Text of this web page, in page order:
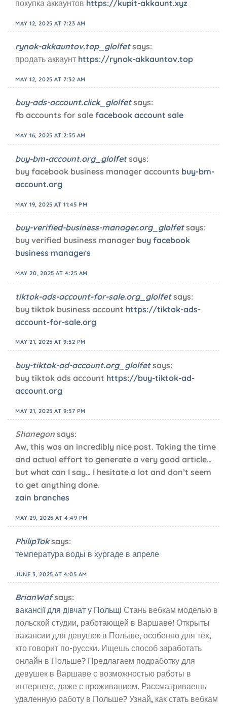
покупка аккаунтов https://kupit-akkaunt.xyz
MAY 12, 2025 AT 7:23 AM
rynok-akkauntov.top_glolfet says:
продать аккаунт https://rynok-akkauntov.top
MAY 12, 2025 AT 7:32 AM
buy-ads-account.click_glolfet says:
fb accounts for sale facebook account sale
MAY 16, 2025 AT 2:55 AM
buy-bm-account.org_glolfet says:
buy facebook business manager accounts buy-bm-
account.org
MAY 19, 2025 AT 11:45 PM
buy-verified-business-manager.org_glolfet says:
buy verified business manager buy facebook
business managers
MAY 20, 2025 AT 4:25 AM
tiktok-ads-account-for-sale.org_glolfet says:
buy tiktok business account https://tiktok-ads-
account-for-sale.org
MAY 21, 2025 AT 9:52 PM
buy-tiktok-ad-account.org_glolfet says:
buy tiktok ads account https://buy-tiktok-ad-
account.org
MAY 21, 2025 AT 9:57 PM
Shanegon says:
Aw, this was an incredibly nice post. Taking the time
and actual effort to generate a very good article…
but what can I say… I hesitate a lot and don’t seem
to get anything done.
zain branches
MAY 29, 2025 AT 4:49 PM
PhilipTok says:
температура воды в хургаде в апреле
JUNE 3, 2025 AT 4:05 AM
BrianWaf says:
вакансії для дівчат у Польщі Стань вебкам моделью в
польской студии, работающей в Варшаве! Открыты
вакансии для девушек в Польше, особенно для тех,
кто говорит по-русски. Ищешь способ заработать
онлайн в Польше? Предлагаем подработку для
девушек в Варшаве с возможностью работы в
интернете, даже с проживанием. Рассматриваешь
удаленную работу в Польше? Узнай, как стать вебкам